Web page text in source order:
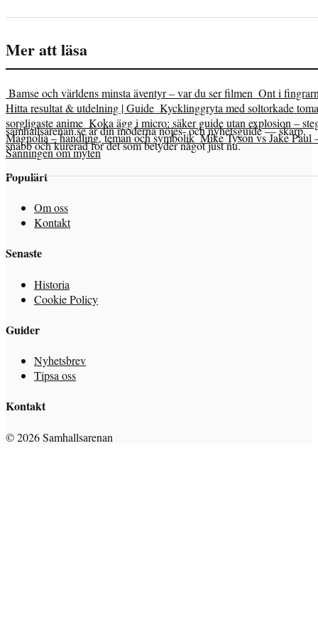
Mer att läsa
Bamse och världens minsta äventyr – var du ser filmen Ont i
Hitta resultat & utdelning | Guide Kycklinggryta med soltorkade
sorgligaste anime Koka ägg i micro: säker guide utan explosion –
Magnolia – handling, teman och symbolik Mike Tyson vs Jake Paul
Sanningen om myten
samhallsarenan.se är din moderna nöjes- och nyhetsguide — skarp,
snabb och kurerad för det som betyder något just nu.
Populärt
Om oss
Kontakt
Senaste
Historia
Cookie Policy
Guider
Nyhetsbrev
Tipsa oss
Kontakt
© 2026 Samhallsarenan